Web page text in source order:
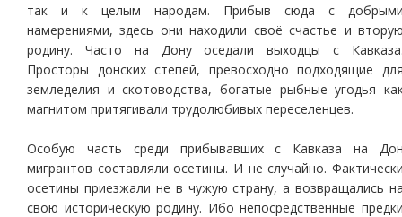
так и к целым народам. Прибыв сюда с
намерениями, здесь они находили своё счастье и
родину. Часто на Дону оседали выходцы с
Просторы донских степей, превосходно подходящие
земледелия и скотоводства, богатые рыбные угодья
магнитом притягивали трудолюбивых переселенцев.
Особую часть среди прибывавших с Кавказа на
мигрантов составляли осетины. И не случайно.
осетины приезжали не в чужую страну, а возвращались
свою историческую родину. Ибо непосредственные